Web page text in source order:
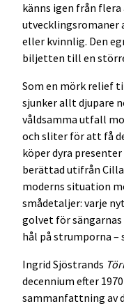
känns igen från
utvecklingsromaner
eller kvinnlig. Den
biljetten till en
Som en mörk relief
sjunker allt djupare
våldsamma utfall
och sliter för att få
köper dyra
berättad utifrån
moderns situation
smådetaljer: varje
golvet för
hål på strumporna –
Ingrid Sjöstrands
decennium efter
sammanfattning av